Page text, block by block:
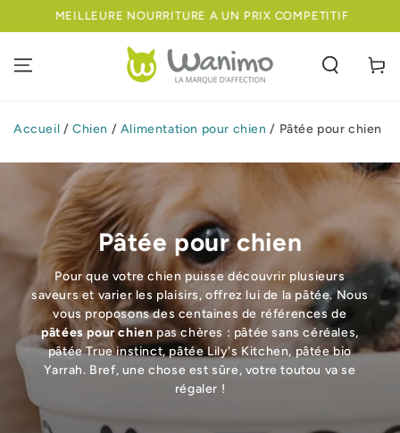
IGNORER LE
MEILLEURE NOURRITURE A UN PRIX COMPETITIF
Panier
Accueil / Chien / Alimentation pour chien / Pâtée pour chien
Pâtée pour chien
Pour que votre chien puisse découvrir plusieurs
saveurs et varier les plaisirs, offrez lui de la pâtée. Nous
vous proposons des centaines de références de
pâtées pour chienpas chères : pâtée sans céréales,
pâtée True instinct, pâtée Lily's Kitchen, pâtée bio
Yarrah. Bref, une chose est sûre, votre toutou va se
régaler !